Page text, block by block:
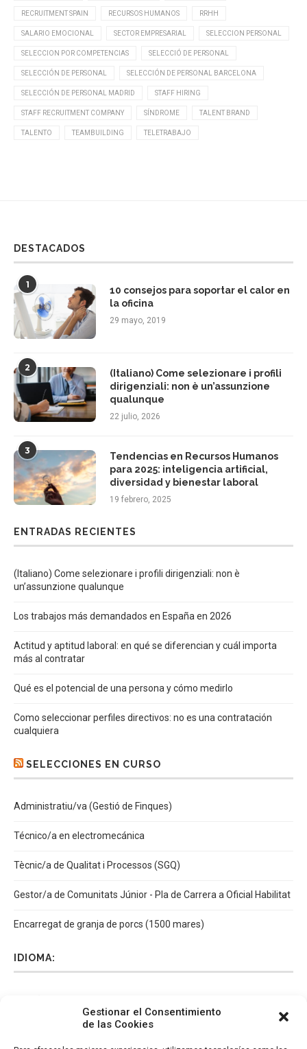
Gestionar el Consentimiento
de las Cookies
RECRUITMENT SPAIN RECURSOS HUMANOS RRHH
SALARIO EMOCIONAL SECTOR EMPRESARIAL SELECCION PERSONAL
SELECCION POR COMPETENCIAS SELECCIÓ DE PERSONAL
SELECCIÓN DE PERSONAL SELECCIÓN DE PERSONAL BARCELONA
SELECCIÓN DE PERSONAL MADRID STAFF HIRING
STAFF RECRUITMENT COMPANY SÍNDROME TALENT BRAND
TALENTO TEAMBUILDING TELETRABAJO
DESTACADOS
1
10 consejos para soportar el calor en
la oficina
29 mayo, 2019
2
(Italiano) Come selezionare i profili
dirigenziali: non è un’assunzione
qualunque
22 julio, 2026
3
Tendencias en Recursos Humanos
para 2025: inteligencia artificial,
diversidad y bienestar laboral
19 febrero, 2025
ENTRADAS RECIENTES
(Italiano) Come selezionare i profili dirigenziali: non è
un’assunzione qualunque
Los trabajos más demandados en España en 2026
Actitud y aptitud laboral: en qué se diferencian y cuál importa
más al contratar
Qué es el potencial de una persona y cómo medirlo
Como seleccionar perfiles directivos: no es una contratación
cualquiera
SELECCIONES EN CURSO
Administratiu/va (Gestió de Finques)
Técnico/a en electromecánica
Tècnic/a de Qualitat i Processos (SGQ)
Gestor/a de Comunitats Júnior - Pla de Carrera a Oficial Habilitat
Encarregat de granja de porcs (1500 mares)
IDIOMA: